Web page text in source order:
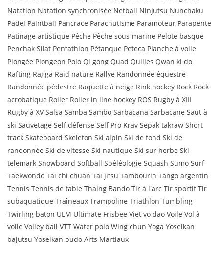
Natation Natation synchronisée Netball Ninjutsu Nunchaku
Padel Paintball Pancrace Parachutisme Paramoteur Parapente
Patinage artistique Pêche Pêche sous-marine Pelote basque
Penchak Silat Pentathlon Pétanque Peteca Planche à voile
Plongée Plongeon Polo Qi gong Quad Quilles Qwan ki do
Rafting Ragga Raid nature Rallye Randonnée équestre
Randonnée pédestre Raquette à neige Rink hockey Rock Rock
acrobatique Roller Roller in line hockey ROS Rugby à XIII
Rugby à XV Salsa Samba Sambo Sarbacana Sarbacane Saut à
ski Sauvetage Self défense Self Pro Krav Sepak takraw Short
track Skateboard Skeleton Ski alpin Ski de fond Ski de
randonnée Ski de vitesse Ski nautique Ski sur herbe Ski
telemark Snowboard Softball Spéléologie Squash Sumo Surf
Taekwondo Taï chi chuan Taï jitsu Tambourin Tango argentin
Tennis Tennis de table Thaing Bando Tir à l'arc Tir sportif Tir
subaquatique Traîneaux Trampoline Triathlon Tumbling
Twirling baton ULM Ultimate Frisbee Viet vo dao Voile Vol à
voile Volley ball VTT Water polo Wing chun Yoga Yoseikan
bajutsu Yoseikan budo Arts Martiaux